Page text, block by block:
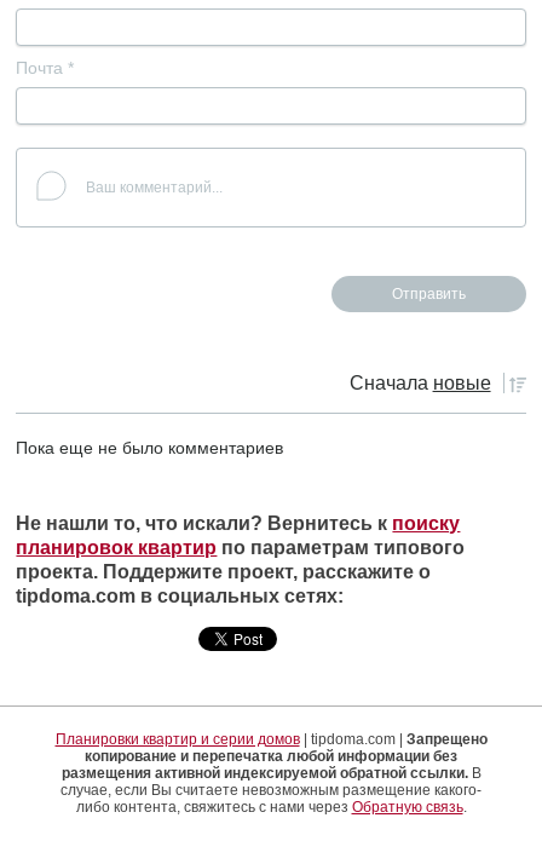
Почта *
Сначала новые
Пока еще не было комментариев
Не нашли то, что искали? Вернитесь к поиску
планировок квартир по параметрам типового
проекта. Поддержите проект, расскажите о
tipdoma.com в социальных сетях:
Планировки квартир и серии домов| tipdoma.com | Запрещено
копирование и перепечатка любой информации без
размещения активной индексируемой обратной ссылки.В
случае, если Вы считаете невозможным размещение какого-
либо контента, свяжитесь с нами через Обратную связь.